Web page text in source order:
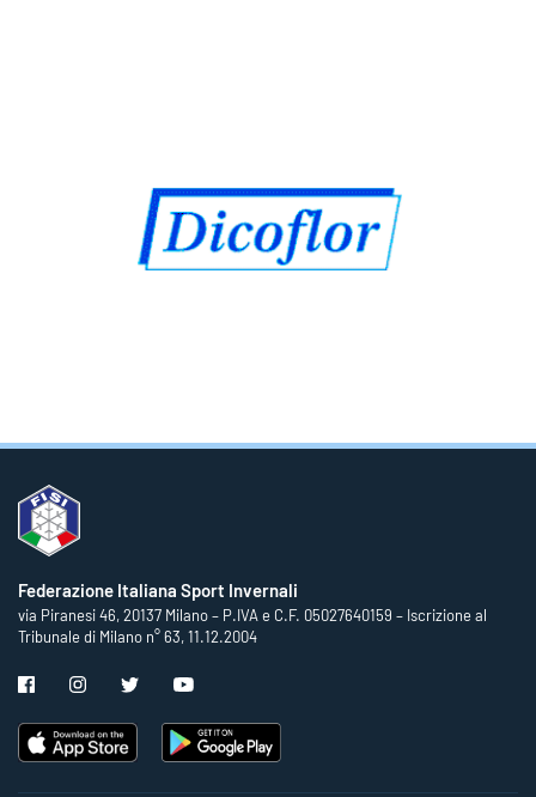
Federazione Italiana Sport Invernali
via Piranesi 46, 20137 Milano – P.IVA e C.F. 05027640159 – Iscrizione al
Tribunale di Milano n° 63, 11.12.2004